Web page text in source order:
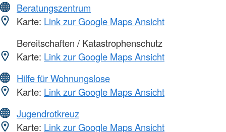
Beratungszentrum
Karte: Link zur Google Maps Ansicht
Bereitschaften / Katastrophenschutz
Karte: Link zur Google Maps Ansicht
Hilfe für Wohnungslose
Karte: Link zur Google Maps Ansicht
Jugendrotkreuz
Karte: Link zur Google Maps Ansicht